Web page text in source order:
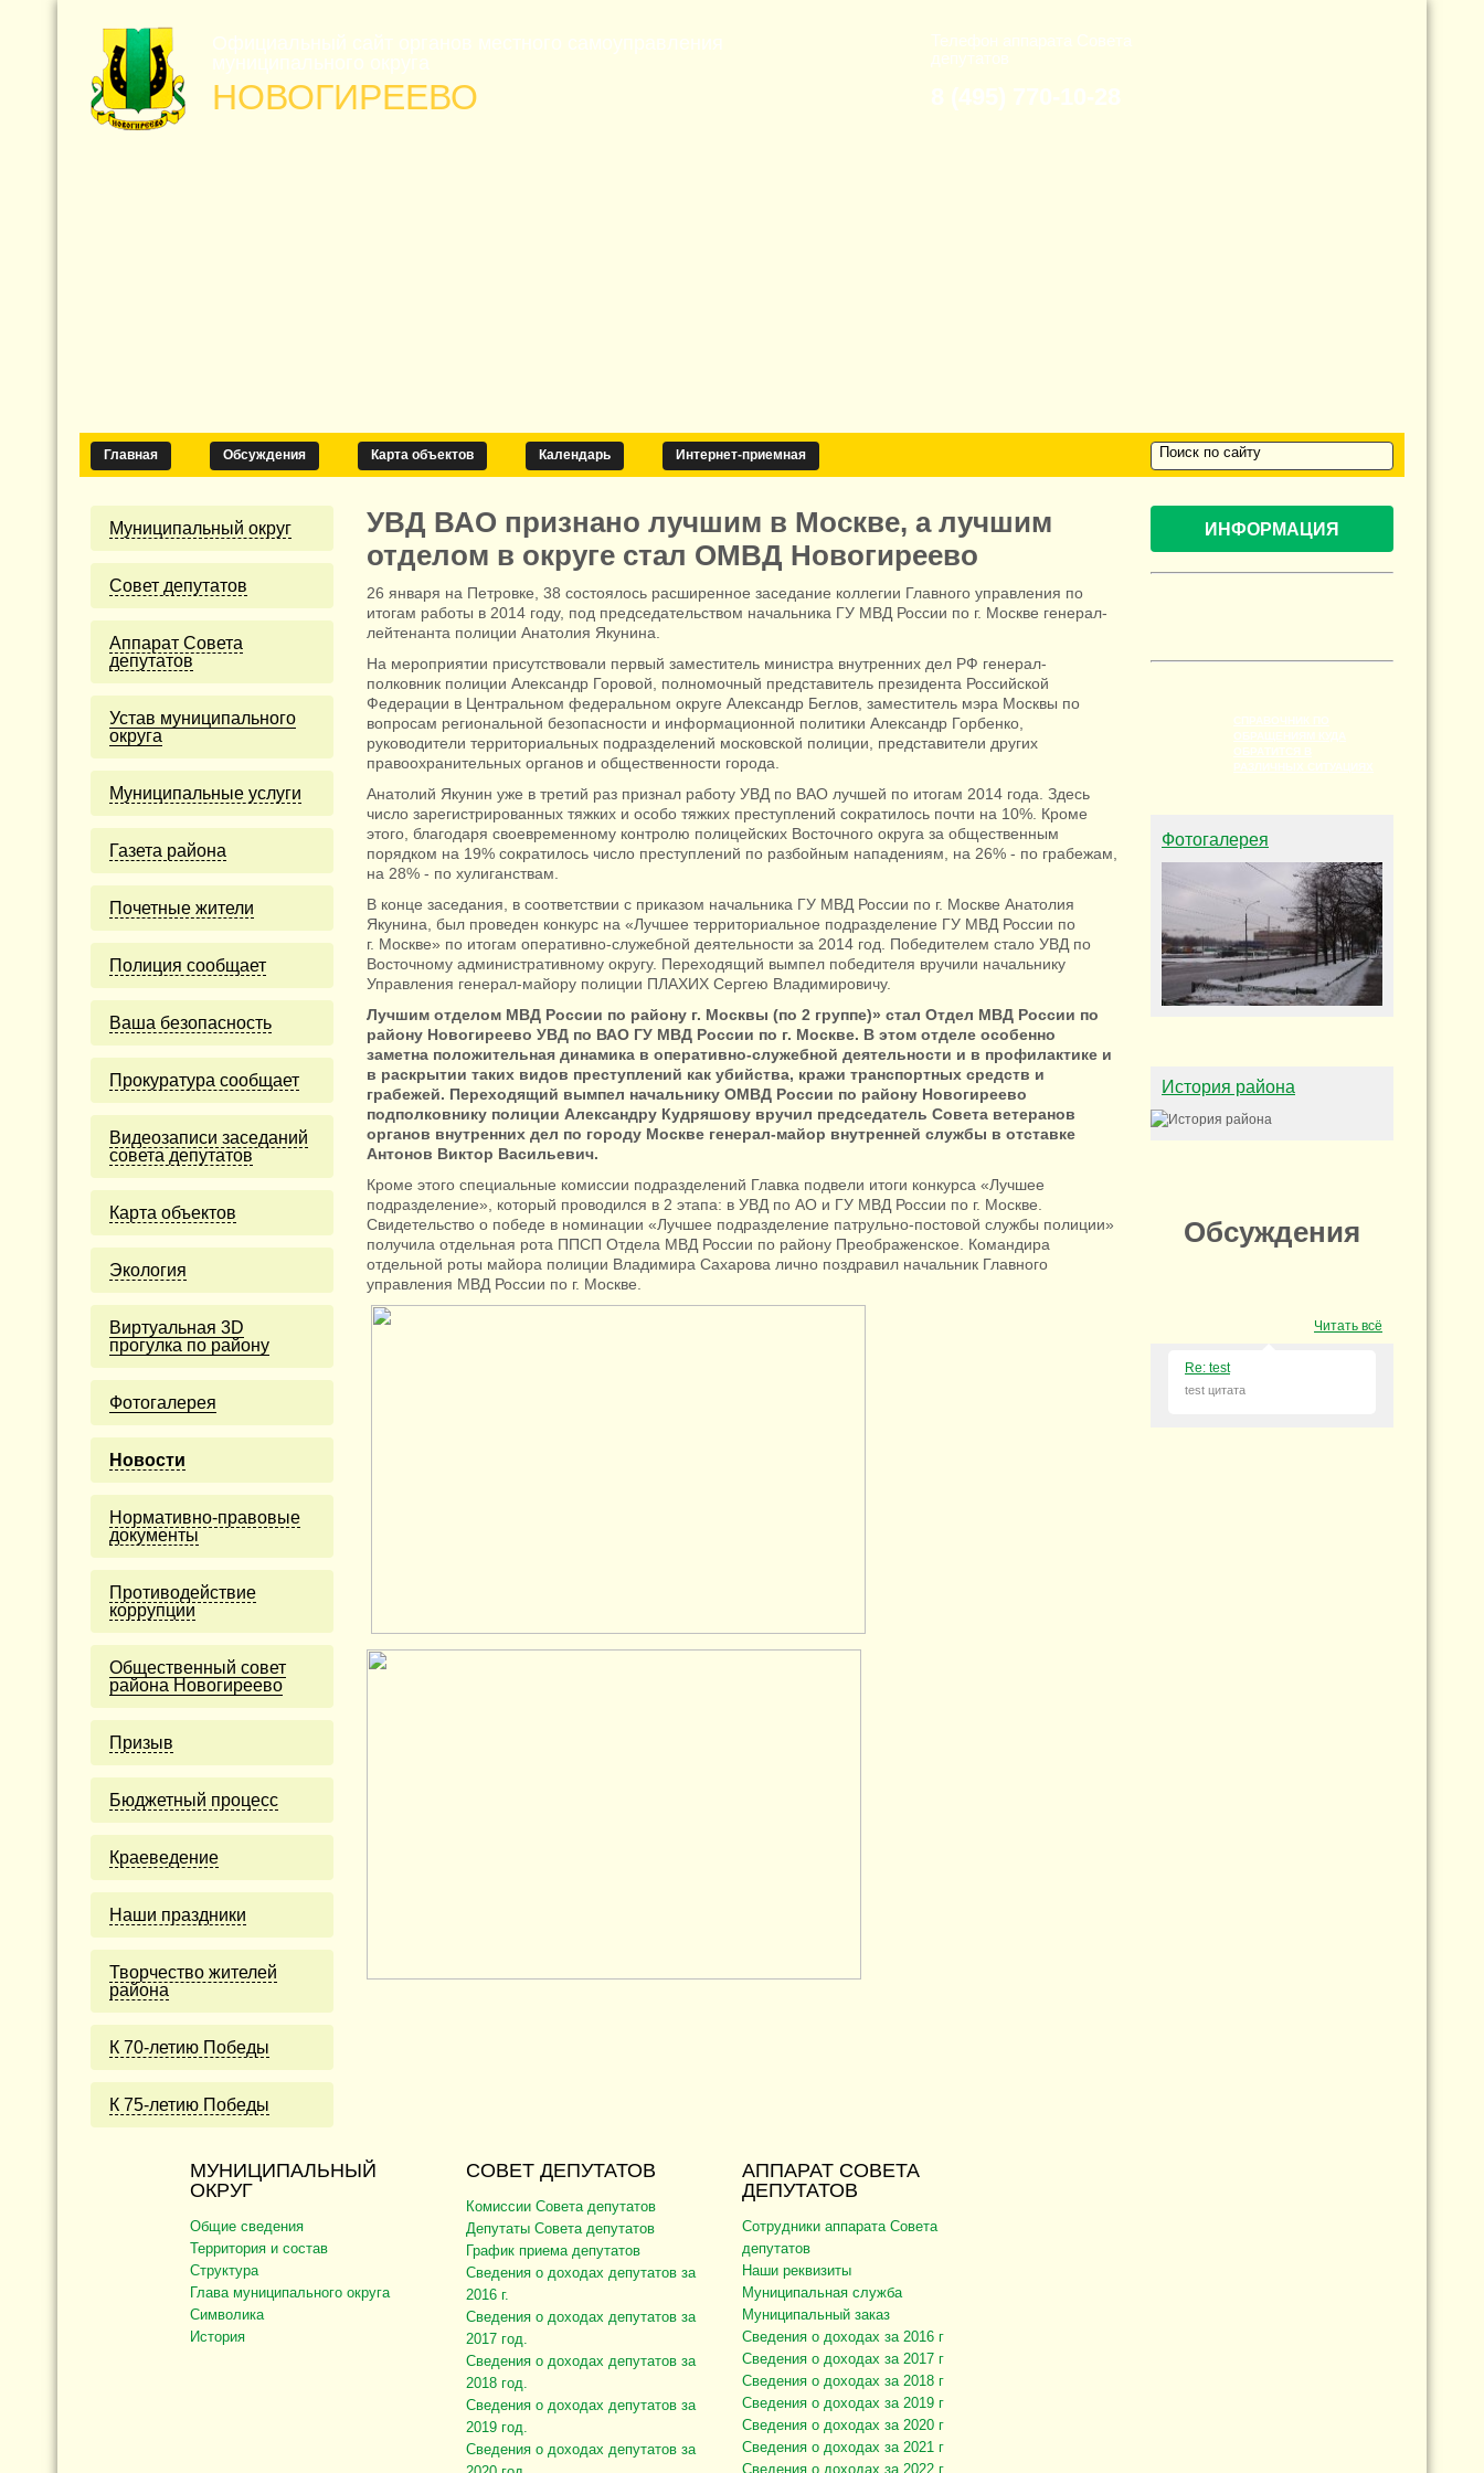
Официальный сайт органов местного самоуправления
муниципального округа
НОВОГИРЕЕВО
Телефон аппарата Cовета
депутатов
8 (495) 770-10-28
Главная Обсуждения Карта объектов Календарь Интернет-приемная
Муниципальный округ
Cовет депутатов
Аппарат Совета
депутатов
Устав муниципального
округа
Муниципальные услуги
Газета района
Почетные жители
Полиция сообщает
Ваша безопасность
Прокуратура сообщает
Видеозаписи заседаний
совета депутатов
Карта объектов
Экология
Виртуальная 3D
прогулка по району
Фотогалерея
Новости
Нормативно-правовые
документы
Противодействие
коррупции
Общественный совет
района Новогиреево
Призыв
Бюджетный процесс
Краеведение
Наши праздники
Творчество жителей
района
К 70-летию Победы
К 75-летию Победы
УВД ВАО признано лучшим в Москве, а лучшим
отделом в округе стал ОМВД Новогиреево
26 января на Петровке, 38 состоялось расширенное заседание коллегии Главного управления по
итогам работы в 2014 году, под председательством начальника ГУ МВД России по г. Москве генерал-
лейтенанта полиции Анатолия Якунина.
На мероприятии присутствовали первый заместитель министра внутренних дел РФ генерал-
полковник полиции Александр Горовой, полномочный представитель президента Российской
Федерации в Центральном федеральном округе Александр Беглов, заместитель мэра Москвы по
вопросам региональной безопасности и информационной политики Александр Горбенко,
руководители территориальных подразделений московской полиции, представители других
правоохранительных органов и общественности города.
Анатолий Якунин уже в третий раз признал работу УВД по ВАО лучшей по итогам 2014 года. Здесь
число зарегистрированных тяжких и особо тяжких преступлений сократилось почти на 10%. Кроме
этого, благодаря своевременному контролю полицейских Восточного округа за общественным
порядком на 19% сократилось число преступлений по разбойным нападениям, на 26% - по грабежам,
на 28% - по хулиганствам.
В конце заседания, в соответствии с приказом начальника ГУ МВД России по г. Москве Анатолия
Якунина, был проведен конкурс на «Лучшее территориальное подразделение ГУ МВД России по
г. Москве» по итогам оперативно-служебной деятельности за 2014 год. Победителем стало УВД по
Восточному административному округу. Переходящий вымпел победителя вручили начальнику
Управления генерал-майору полиции ПЛАХИХ Сергею Владимировичу.
Лучшим отделом МВД России по району г. Москвы (по 2 группе)» стал Отдел МВД России по
району Новогиреево УВД по ВАО ГУ МВД России по г. Москве. В этом отделе особенно
заметна положительная динамика в оперативно-служебной деятельности и в профилактике и
в раскрытии таких видов преступлений как убийства, кражи транспортных средств и
грабежей. Переходящий вымпел начальнику ОМВД России по району Новогиреево
подполковнику полиции Александру Кудряшову вручил председатель Совета ветеранов
органов внутренних дел по городу Москве генерал-майор внутренней службы в отставке
Антонов Виктор Васильевич.
Кроме этого специальные комиссии подразделений Главка подвели итоги конкурса «Лучшее
подразделение», который проводился в 2 этапа: в УВД по АО и ГУ МВД России по г. Москве.
Свидетельство о победе в номинации «Лучшее подразделение патрульно-постовой службы полиции»
получила отдельная рота ППСП Отдела МВД России по району Преображенское. Командира
отдельной роты майора полиции Владимира Сахарова лично поздравил начальник Главного
управления МВД России по г. Москве.
ИНФОРМАЦИЯ
СПРАВОЧНИК ПО
ОБРАЩЕНИЯМ КУДА
ОБРАТИТСЯ В
РАЗЛИЧНЫХ СИТУАЦИЯХ
Фотогалерея
История района
Обсуждения
Читать всё
Re: test
test цитата
МУНИЦИПАЛЬНЫЙ
ОКРУГ
Общие сведения
Территория и состав
Структура
Глава муниципального округа
Символика
История
СОВЕТ ДЕПУТАТОВ
Комиссии Совета депутатов
Депутаты Совета депутатов
График приема депутатов
Сведения о доходах депутатов за
2016 г.
Сведения о доходах депутатов за
2017 год.
Сведения о доходах депутатов за
2018 год.
Сведения о доходах депутатов за
2019 год.
Сведения о доходах депутатов за
АППАРАТ СОВЕТА
ДЕПУТАТОВ
Сотрудники аппарата Совета
депутатов
Наши реквизиты
Муниципальная служба
Муниципальный заказ
Сведения о доходах за 2016 г
Сведения о доходах за 2017 г
Сведения о доходах за 2018 г
Сведения о доходах за 2019 г
Сведения о доходах за 2020 г
Сведения о доходах за 2021 г
Сведения о доходах за 2022 г